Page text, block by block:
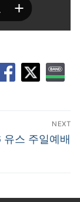
NEXT
스 주일예배